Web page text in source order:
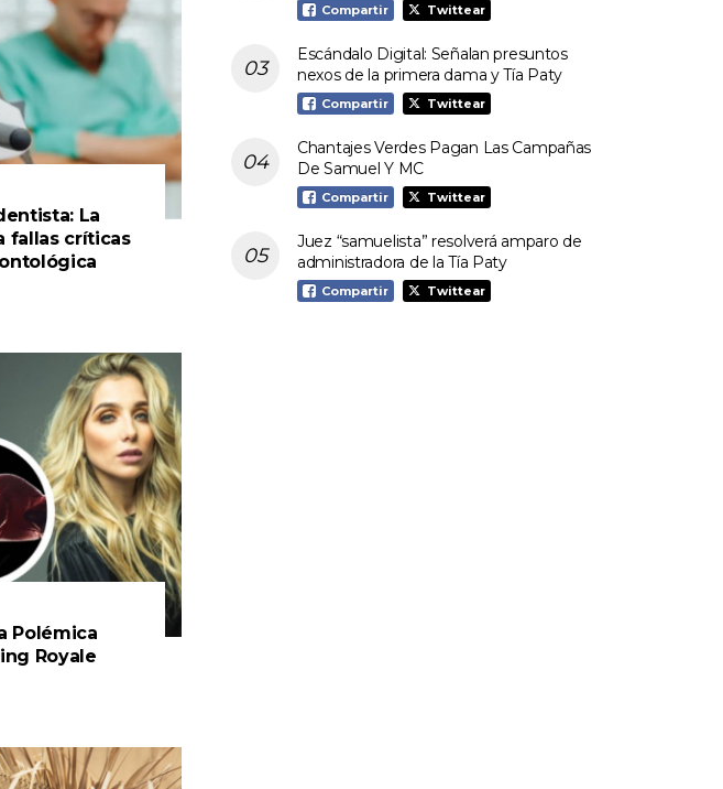
La
fallas críticas
Polémica
Royale
Compartir Twittear
Escándalo Digital: Señalan presuntos
nexos de la primera dama y Tía Paty
Compartir Twittear
Chantajes Verdes Pagan Las Campañas
De Samuel Y MC
Compartir Twittear
Juez “samuelista” resolverá amparo de
administradora de la Tía Paty
Compartir Twittear